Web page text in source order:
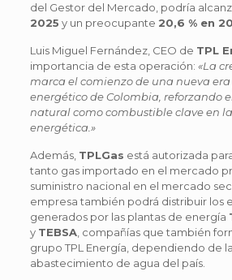
del Gestor del Mercado, podría
2025 y un preocupante 20,6 % en
Luis Miguel Fernández, CEO de TPL
importancia de esta operación: «La
marca el comienzo de una nueva
energético de Colombia, reforzando
natural como combustible clave en
energética.»
Además, TPLGas está autorizada
tanto gas importado en el mercado
suministro nacional en el mercado
empresa también podrá distribuir los
generados por las plantas de energía
y TEBSA, compañías que también
grupo TPL Energía, dependiendo de
abastecimiento de agua del país.